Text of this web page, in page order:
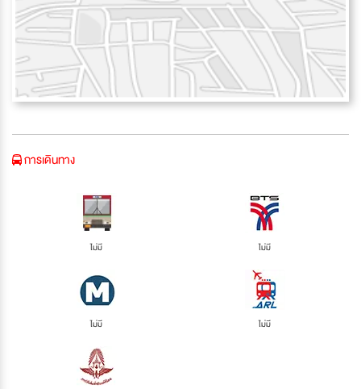
การเดินทาง
ไม่มี ไม่มี
ไม่มี ไม่มี